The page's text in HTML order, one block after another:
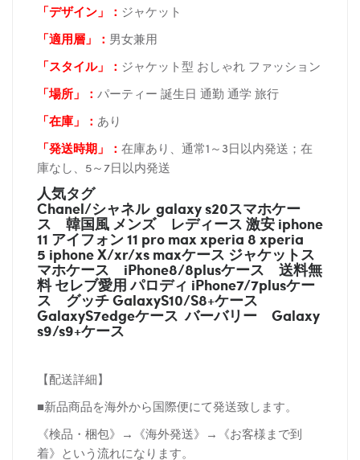
「デザイン」
： ジャケット
「適用層」： 男女兼用
「スタイル」： ジャケット型 おしゃれ ファッション
「場所 」： パーティー 誕生日 通勤 通学 旅行
「在庫 」： あり
「発送時期 」： 在庫あり、通常1～3日以内発送；在
庫なし、5～7日以内発送
人気タグ
Chanel/シャネル galaxy s20スマホケー
ス 韓国風 メンズ レディース 激安 iphone
11 アイフォン 11 pro max xperia 8 xperia
5 iphone X/xr/xs maxケース ジャケットス
マホケース iPhone8/8plusケース 送料無
料 セレブ愛用 パロディ iPhone7/7plusケー
ス グッチGalaxyS10/S8+ケース
GalaxyS7edgeケース バーバリー Galaxy
s9/s9+ケース
【配送詳細】
■新品商品を海外から国際便にて発送致します。
《検品・梱包》→《海外発送》→《お客様まで到
着》という流れになります。